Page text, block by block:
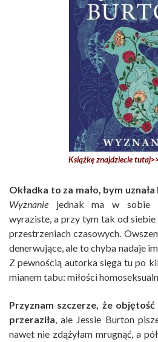
Książkę znajdziecie
Okładka to za mało, bym
Wyznanie jednak ma w sobie
wyraziste, a przy tym tak od
przestrzeniach czasowych.
denerwujące, ale to chyba nadaje
Z pewnością autorka sięga tu po
mianem tabu: miłości
Przyznam szczerze, że
przeraziła, ale Jessie Burton
nawet nie zdążyłam mrugnąć, a